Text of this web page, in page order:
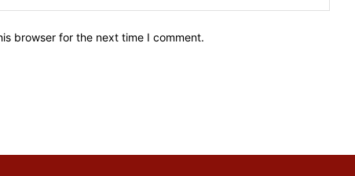
browser for the next time I comment.